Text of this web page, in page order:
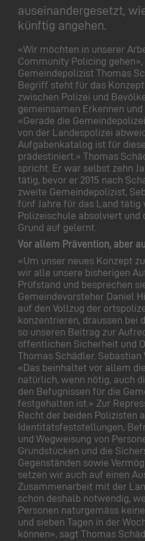
auseinandergesetzt,
künftig angehen.
«Wir möchten in unserer
Community Policing
Gemeindepolizist Thomas
Begriff steht für das
zwischen Polizei und
gemeinsamen Erkennen
«Gerade die
von der Landespolizei
Aufgabenkatalog ist für
prädestiniert.» Thomas
spricht. Er war selbst zehn
tätig, bevor er 2015 nach
zweite Gemeindepolizist,
fünf Jahre für das Land tätig
Polizeischule absolviert und
Grund auf gelernt.
Vor allem Prävention, aber
«Um unser neues Konzept
wir alle unsere bisherigen
Prüfstand und besprechen
Gemeindevorsteher Daniel
auf den Vollzug der
konzentrieren, draussen bei
so unseren Beitrag zur
öffentlichen Sicherheit und
Thomas Schädler.
«Das beinhaltet vor allem
natürlich, wenn nötig, auch
den Befugnissen für die
festgehalten ist.» Zur
Recht der beiden Polizisten
Identitätsfeststellungen,
und Wegweisung von
Grundstücken und die
Gegenständen sowie
setzen wir auch auf einen
Zusammenarbeit mit der
schon deshalb notwendig,
Personen naturgemäss
und sieben Tagen in der
können», sagt Thomas